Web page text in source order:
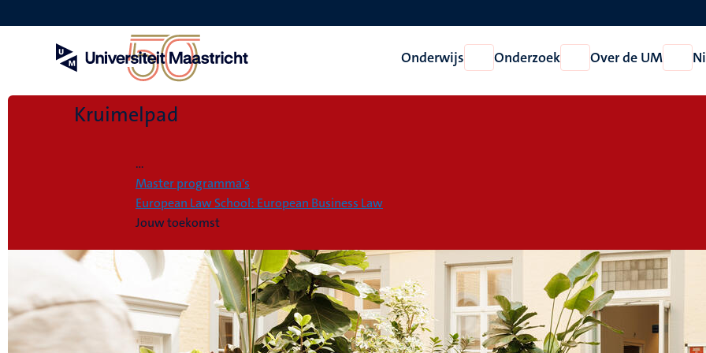
en
Onderwijs
Open
Onderwijs
Onderzoek
Open
Onderzoek
Over de UM
Open
Over
Kruimelpad
...
Master programma's
European Law School: European Business Law
Jouw toekomst